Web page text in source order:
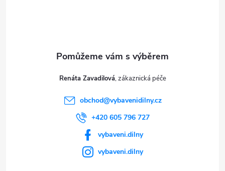
Renáta Zavadilová
obchod@vybavenidilny.cz
+420 605 796 727
vybaveni.dilny
vybaveni.dilny